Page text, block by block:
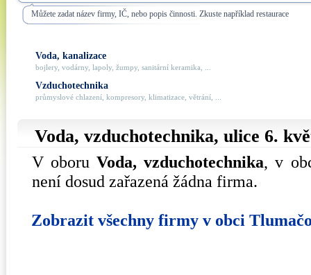
Můžete zadat název firmy, IČ, nebo popis činnosti. Zkuste například restaurace
Voda, kanalizace
bojlery, vodárny, lapoly, žumpy, sanitární keramika, ...
Vzduchotechnika
průmyslové chlazení, kompresory, klimatizace, větrání, ...
Voda, vzduchotechnika, ulice 6.
V oboruVoda, vzduchotechnika, v
není dosud zařazená žádna firma.
Zobrazit všechny firmy v obci